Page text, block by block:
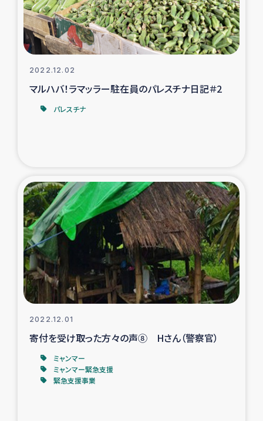
復興支援事業
民際教育事業
女性グループPIFWANITAによる食品加工事業
ミャンマー緊急支援
タイ国境ミャンマー移民子ども支援
漁民によるマングローブ植林活動
レバノンでのシリア難民への食糧・越冬支援
レバノンでのシリア難民への教育支援事業
レバノンでのシリア難民・レバノン人への農業支援
2022.12.02
マルハバ！ラマッラー駐在員のパレスチナ日記＃2
パレスチナ
2022.12.01
寄付を受け取った方々の声⑧ Hさん（警察官）
ミャンマー
ミャンマー緊急支援
緊急支援事業